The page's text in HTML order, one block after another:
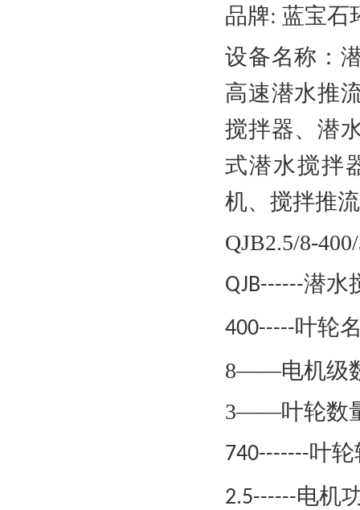
品牌: 蓝宝石
设备名称 ：
高速潜水推
搅拌器、潜
式潜水搅拌
机、搅拌推
QJB2.5/8-
QJB------潜水
400-----叶轮
8——电机级
3——叶轮数
740-------叶
2.5------电机